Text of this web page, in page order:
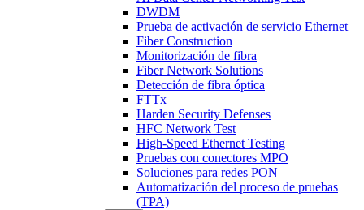
DWDM
Prueba de activación de servicio Ethernet
Fiber Construction
Monitorización de fibra
Fiber Network Solutions
Detección de fibra óptica
FTTx
Harden Security Defenses
HFC Network Test
High-Speed Ethernet Testing
Pruebas con conectores MPO
Soluciones para redes PON
Automatización del proceso de pruebas
(TPA)